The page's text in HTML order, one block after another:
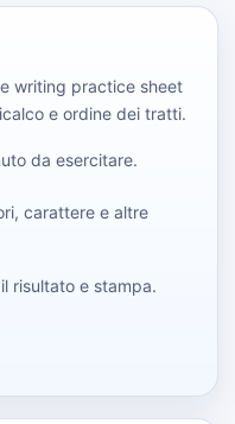
writing practice sheet
e ordine dei tratti.
da esercitare.
carattere e altre
risultato e stampa.